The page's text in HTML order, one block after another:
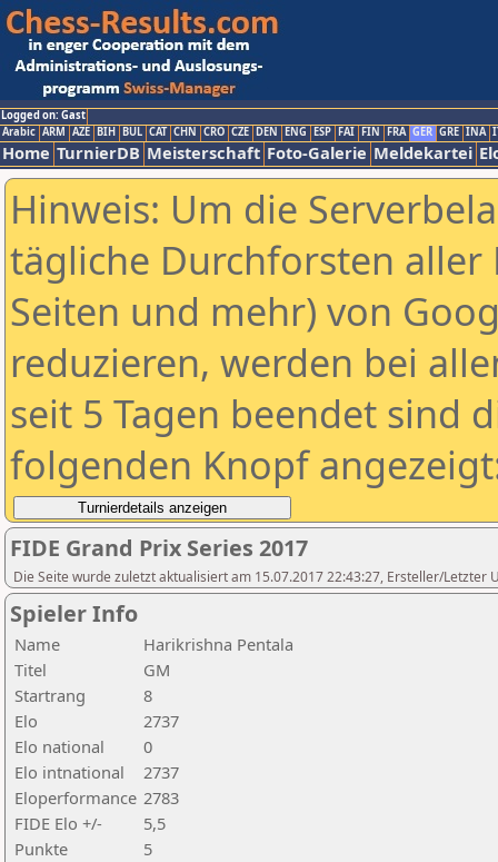
Logged on: Gast
Arabic ARM AZE BIH BUL CAT CHN CRO CZE DEN ENG ESP FAI FIN FRA GER GRE INA
Home TurnierDB Meisterschaft Foto-Galerie Meldekartei
Hinweis: Um die
tägliche Durchforsten aller
Seiten und mehr) von
reduzieren, werden bei
seit 5 Tagen beendet sind
folgenden Knopf
FIDE Grand Prix Series 2017
Die Seite wurde zuletzt aktualisiert am 15.07.2017 22:43:27, Ersteller/Letzter
Spieler Info
Name
Harikrishna Pentala
Titel
GM
Startrang
8
Elo
2737
Elo national
0
Elo intnational
2737
Eloperformance 2783
FIDE Elo +/-
5,5
Punkte
5